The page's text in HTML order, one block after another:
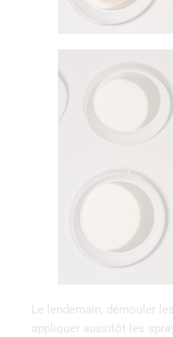
Le lendemain, démouler
appliquer aussitôt les